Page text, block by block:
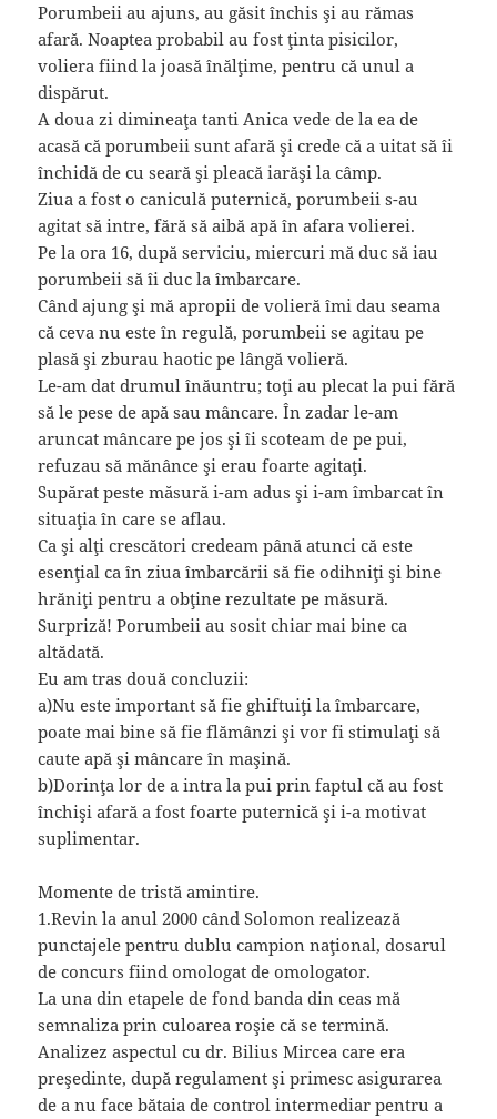
Porumbeii au ajuns, au găsit închis şi au rămas
afară. Noaptea probabil au fost ţinta pisicilor,
voliera fiind la joasă înălţime, pentru că unul a
dispărut.
A doua zi dimineaţa tanti Anica vede de la ea de
acasă că porumbeii sunt afară şi crede că a uitat să îi
închidă de cu seară şi pleacă iarăşi la câmp.
Ziua a fost o caniculă puternică, porumbeii s-au
agitat să intre, fără să aibă apă în afara volierei.
Pe la ora 16, după serviciu, miercuri mă duc să iau
porumbeii să îi duc la îmbarcare.
Când ajung şi mă apropii de volieră îmi dau seama
că ceva nu este în regulă, porumbeii se agitau pe
plasă şi zburau haotic pe lângă volieră.
Le-am dat drumul înăuntru; toţi au plecat la pui fără
să le pese de apă sau mâncare. În zadar le-am
aruncat mâncare pe jos şi îi scoteam de pe pui,
refuzau să mănânce şi erau foarte agitaţi.
Supărat peste măsură i-am adus şi i-am îmbarcat în
situaţia în care se aflau.
Ca şi alţi crescători credeam până atunci că este
esenţial ca în ziua îmbarcării să fie odihniţi şi bine
hrăniţi pentru a obţine rezultate pe măsură.
Surpriză! Porumbeii au sosit chiar mai bine ca
altădată.
Eu am tras două concluzii:
a)Nu este important să fie ghiftuiţi la îmbarcare,
poate mai bine să fie flămânzi şi vor fi stimulaţi să
caute apă şi mâncare în maşină.
b)Dorinţa lor de a intra la pui prin faptul că au fost
închişi afară a fost foarte puternică şi i-a motivat
suplimentar.
Momente de tristă amintire.
1.Revin la anul 2000 când Solomon realizează
punctajele pentru dublu campion naţional, dosarul
de concurs fiind omologat de omologator.
La una din etapele de fond banda din ceas mă
semnaliza prin culoarea roşie că se termină.
Analizez aspectul cu dr. Bilius Mircea care era
preşedinte, după regulament şi primesc asigurarea
de a nu face bătaia de control intermediar pentru a